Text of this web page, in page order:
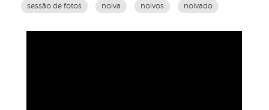
sessão de fotos
noiva noivos noivado